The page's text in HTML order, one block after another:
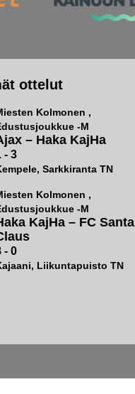
ottelut
Kolmonen ,
-M
– Haka KajHa
- 3
Sarkkiranta TN
Kolmonen ,
-M
KajHa– FC Santa
- 0
Liikuntapuisto TN